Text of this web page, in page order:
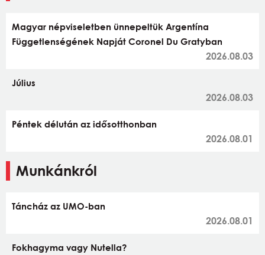
Magyar népviseletben ünnepeltük Argentína
Függetlenségének Napját Coronel Du Gratyban
2026.08.03
Július
2026.08.03
Péntek délután az idősotthonban
2026.08.01
Munkánkról
Táncház az UMO-ban
2026.08.01
Fokhagyma vagy Nutella?